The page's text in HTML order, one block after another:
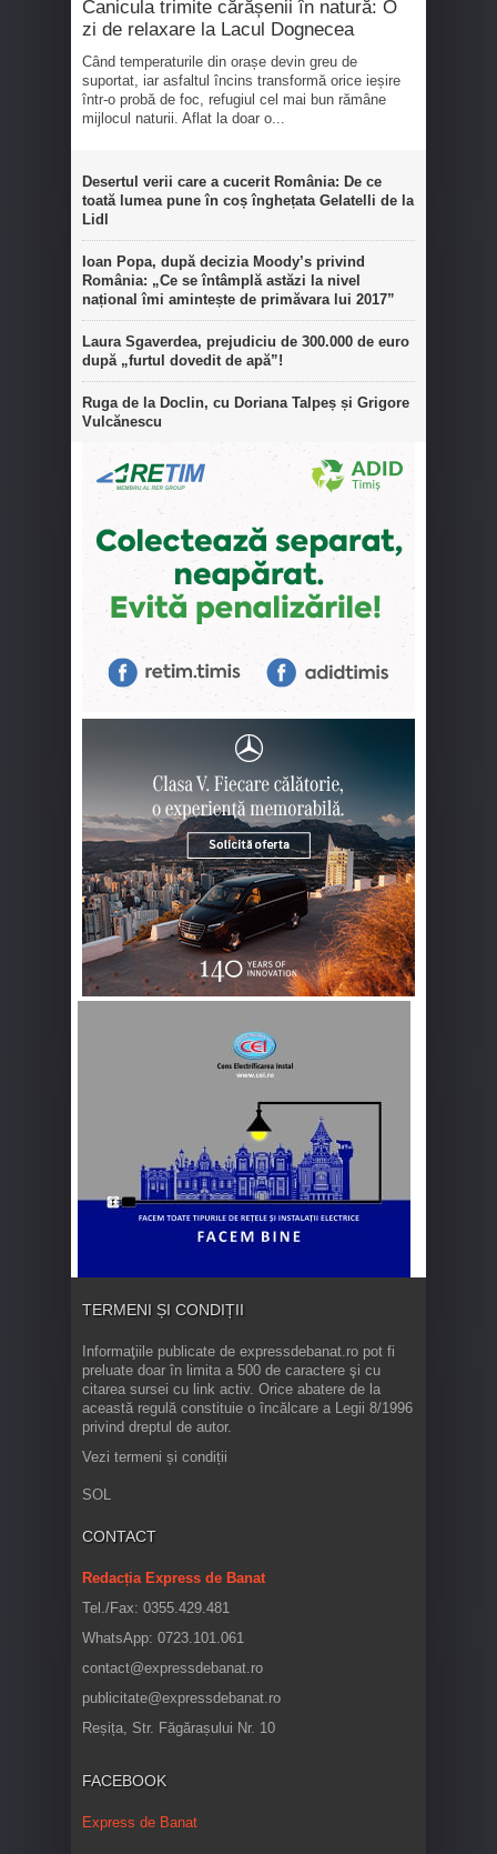
Canicula trimite cărășenii în natură: O
zi de relaxare la Lacul Dognecea
Când temperaturile din orașe devin greu de
suportat, iar asfaltul încins transformă orice ieșire
într-o probă de foc, refugiul cel mai bun rămâne
mijlocul naturii. Aflat la doar o...
Desertul verii care a cucerit România: De ce
toată lumea pune în coș înghețata Gelatelli de la
Lidl
Ioan Popa, după decizia Moody’s privind
România: „Ce se întâmplă astăzi la nivel
național îmi amintește de primăvara lui 2017”
Laura Sgaverdea, prejudiciu de 300.000 de euro
după „furtul dovedit de apă”!
Ruga de la Doclin, cu Doriana Talpeș și Grigore
Vulcănescu
TERMENI ȘI CONDIȚII
Informaţiile publicate de expressdebanat.ro pot fi
preluate doar în limita a 500 de caractere şi cu
citarea sursei cu link activ. Orice abatere de la
această regulă constituie o încălcare a Legii 8/1996
privind dreptul de autor.
Vezi termeni și condiții
SOL
CONTACT
Redacția Express de Banat
Tel./Fax: 0355.429.481
WhatsApp: 0723.101.061
contact@expressdebanat.ro
publicitate@expressdebanat.ro
Reșița, Str. Făgărașului Nr. 10
FACEBOOK
Express de Banat